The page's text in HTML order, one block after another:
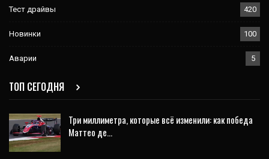
Тест драйвы 420
Новинки 100
Аварии 5
ТОП СЕГОДНЯ
Три миллиметра, которые всё изменили: как победа
Маттео де…